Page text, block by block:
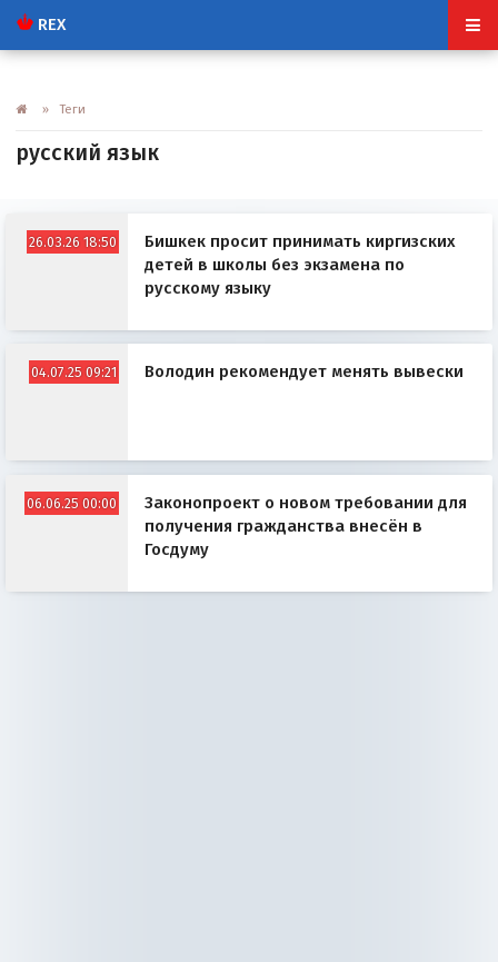
REX
» Теги
русский язык
26.03.26 18:50
Бишкек просит принимать киргизских
детей в школы без экзамена по
русскому языку
04.07.25 09:21 Володин рекомендует менять вывески
06.06.25 00:00
Законопроект о новом требовании для
получения гражданства внесён в
Госдуму